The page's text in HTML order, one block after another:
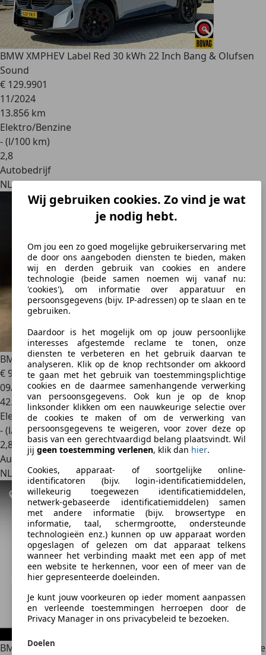
Wij gebruiken cookies. Zo vind je wat
je nodig hebt.
Om jou een zo goed mogelijke gebruikerservaring met
de door ons aangeboden diensten te bieden, maken
wij en derden gebruik van cookies en andere
technologie (beide samen noemen wij vanaf nu:
'cookies'), om informatie over apparatuur en
persoonsgegevens (bijv. IP-adressen) op te slaan en te
gebruiken.
Daardoor is het mogelijk om op jouw persoonlijke
interesses afgestemde reclame te tonen, onze
diensten te verbeteren en het gebruik daarvan te
analyseren. Klik op de knop rechtsonder om akkoord
te gaan met het gebruik van toestemmingsplichtige
cookies en de daarmee samenhangende verwerking
van persoonsgegevens. Ook kun je op de knop
linksonder klikken om een nauwkeurige selectie over
de cookies te maken of om de verwerking van
persoonsgegevens te weigeren, voor zover deze op
basis van een gerechtvaardigd belang plaatsvindt. Wil
jij geen toestemming verlenen, klik dan hier.
Cookies, apparaat- of soortgelijke online-
identificatoren (bijv. login-identificatiemiddelen,
willekeurig toegewezen identificatiemiddelen,
netwerk-gebaseerde identificatiemiddelen) samen
met andere informatie (bijv. browsertype en
informatie, taal, schermgrootte, ondersteunde
technologieën enz.) kunnen op uw apparaat worden
opgeslagen of gelezen om dat apparaat telkens
wanneer het verbinding maakt met een app of met
een website te herkennen, voor een of meer van de
hier gepresenteerde doeleinden.
Je kunt jouw voorkeuren op ieder moment aanpassen
en verleende toestemmingen herroepen door de
Privacy Manager in ons privacybeleid te bezoeken.
Doelen
BMW XMPHEV Label Red 30 kWh 22 Inch Bang & Olufsen
Sound
€ 129.9901
11/2024
13.856 km
Elektro/Benzine
- (l/100 km)
2,8
Autobedrijf
NL 9672 BG
BMW XMPHEV 50e 30 kWh | Driving Assist Pro | Trekhaak
€ 92.950
09/2024
42.037 km
Elektro/Benzine
- (l/100 km)
2,8
Autobedrijf
NL 3774 CD
BMW XMPHEV 50e | 23" | Trekhaak | Soft Close | Massage